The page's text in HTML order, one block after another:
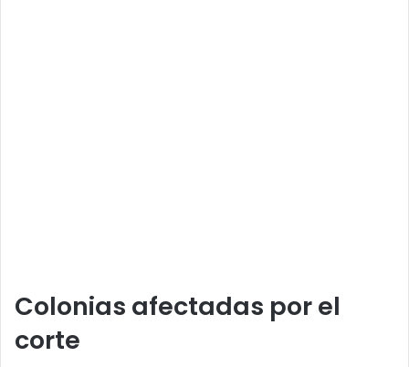
Colonias afectadas por el
corte